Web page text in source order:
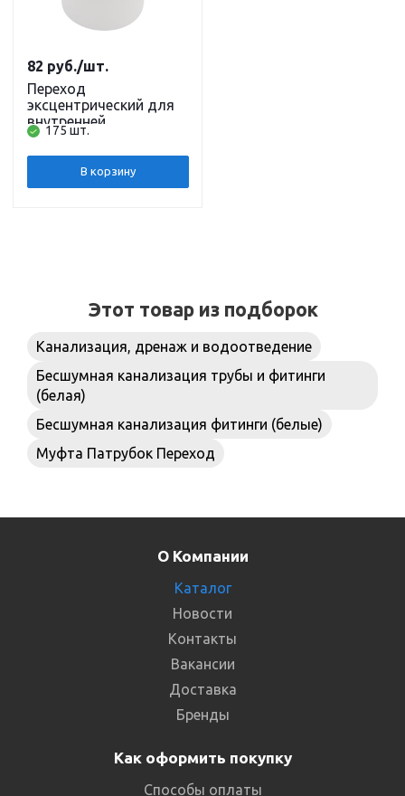
Переход
эксцентрический для
внутренней
канализации ПП
110/50 короткий
бесшумная Политэк
175 шт.
82 руб./шт.
В корзину
Этот товар из подборок
Канализация, дренаж и водоотведение
Бесшумная канализация трубы и фитинги
(белая)
Бесшумная канализация фитинги (белые)
Муфта Патрубок Переход
О Компании
Каталог
Новости
Контакты
Вакансии
Доставка
Бренды
Как оформить покупку
Способы оплаты